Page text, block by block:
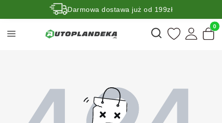
Darmowa dostawa już od 199zł
Rabaty -50% na wybrane produktyOtwórz wyszukiwarkę